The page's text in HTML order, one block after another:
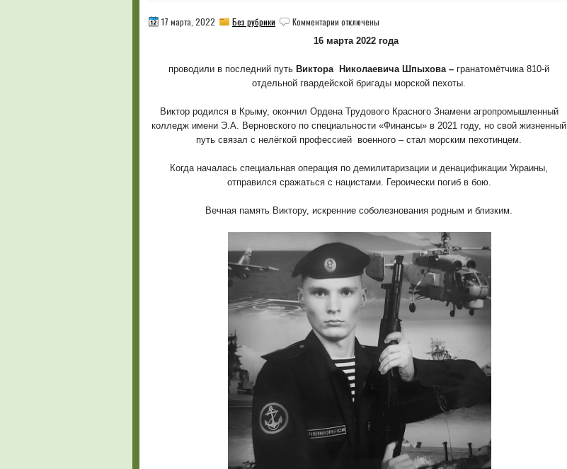
17 марта, 2022 Без рубрики Комментарии котключены
16 марта 2022 года
проводили в последний путь Виктора Николаевича Шпыхова – гранатомётчика 810-й
отдельной гвардейской бригады морской пехоты.
Виктор родился в Крыму, окончил Ордена Трудового Красного Знамени агропромышленный
колледж имени Э.А. Верновского по специальности «Финансы» в 2021 году, но свой жизненный
путь связал с нелёгкой профессией военного – стал морским пехотинцем.
Когда началась специальная операция по демилитаризации и денацификации Украины,
отправился сражаться с нацистами. Героически погиб в бою.
Вечная память Виктору, искренние соболезнования родным и близким.